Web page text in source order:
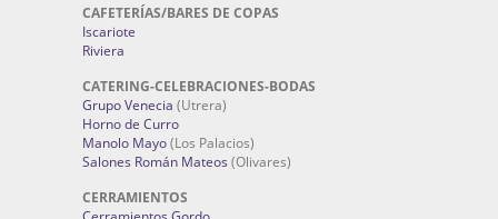
CAFETERÍAS/BARES DE COPAS
Iscariote
Riviera
CATERING-CELEBRACIONES-BODAS
Grupo Venecia (Utrera)
Horno de Curro
Manolo Mayo(Los Palacios)
Salones Román Mateos (Olivares)
CERRAMIENTOS